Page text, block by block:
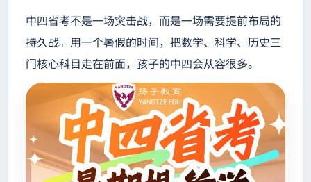
中四省考不是一场突击战，而是一场需要提前布局的
持久战。用一个暑假的时间，把数学、科学、历史三
门核心科目走在前面，孩子的中四会从容很多。